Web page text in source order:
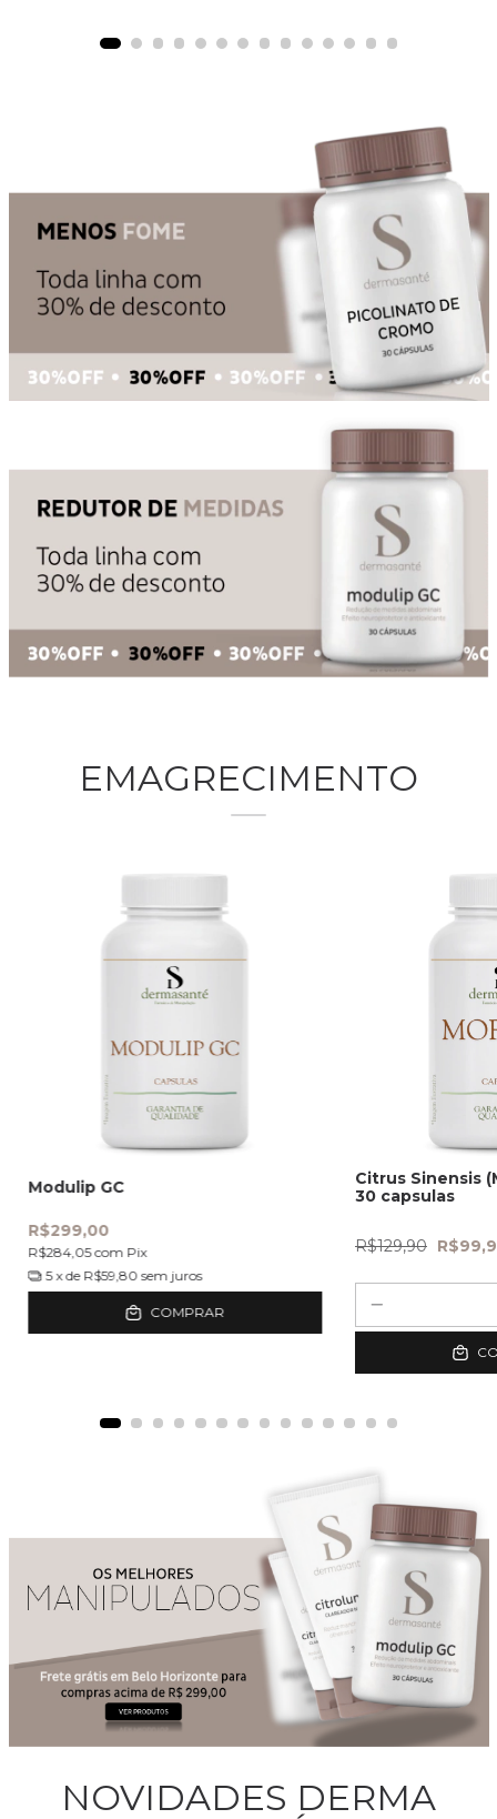
EMAGRECIMENTO
Modulip GC
R$299,00
R$284,05com Pix
5 x de R$59,80 sem juros
COMPRAR
Citrus Sinensis
30 capsulas
R$129,90
NOVIDADES DERMA